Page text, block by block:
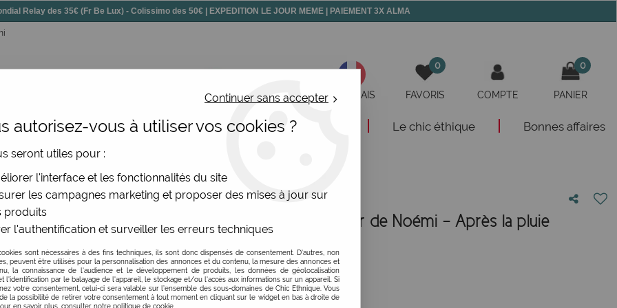
Relay des 35€ (Fr Be Lux) - Colissimo des 50€ | EXPEDITION LE JOUR MEME | PAIEMENT 3X ALMA
FRANÇAIS
0
FAVORIS COMPTE
0
PANIER
Chaussures Bijoux Nouveautés Le chic éthique Bonnes affaires
Atelier de Noémi - Après la pluie
Porte-monnaie femme Atelier de Noémi - Après la pluie
12,00 €TTC
Continuer sans accepter
autorisez-vous à utiliser vos cookies ?
seront utiles pour :
l'interface et les fonctionnalités du site
les campagnes marketing et proposer des mises à jour sur
produits
l'authentification et surveiller les erreurs techniques
sont nécessaires à des fins techniques, ils sont donc dispensés de consentement. D'autres, non
peuvent être utilisés pour la personnalisation des annonces et du contenu, la mesure des annonces et
la connaissance de l'audience et le développement de produits, les données de géolocalisation
l'identification par le balayage de l'appareil, le stockage et/ou l'accès aux informations sur un appareil. Si
votre consentement, celui-ci sera valable sur l’ensemble des sous-domaines de Chic Ethnique. Vous
la possibilité de retirer votre consentement à tout moment en cliquant sur le widget en bas à droite de
en savoir plus, consulter notre politique de cookie.